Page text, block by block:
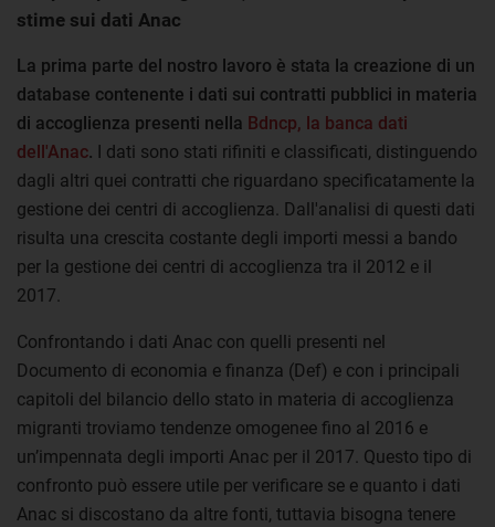
stime sui dati Anac
La prima parte del nostro lavoro è stata la creazione di un
database contenente i dati sui contratti pubblici in materia
di accoglienza presenti nella Bdncp, la banca dati
dell'Anac. I dati sono stati rifiniti e classificati, distinguendo
dagli altri quei contratti che riguardano specificatamente la
gestione dei centri di accoglienza. Dall'analisi di questi dati
risulta una crescita costante degli importi messi a bando
per la gestione dei centri di accoglienza tra il 2012 e il
2017.
Confrontando i dati Anac con quelli presenti nel
Documento di economia e finanza (Def) e con i principali
capitoli del bilancio dello stato in materia di accoglienza
migranti troviamo tendenze omogenee fino al 2016 e
un’impennata degli importi Anac per il 2017. Questo tipo di
confronto può essere utile per verificare se e quanto i dati
Anac si discostano da altre fonti, tuttavia bisogna tenere